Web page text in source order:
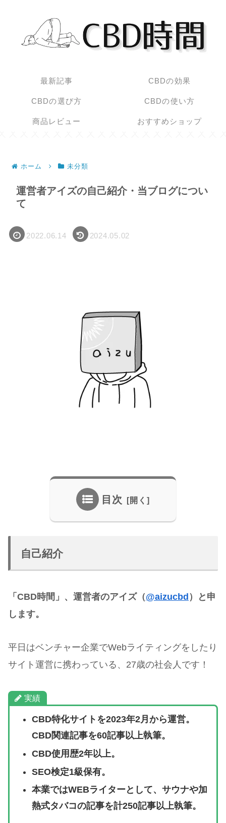
最新記事 CBDの効果
CBDの選び方 CBDの使い方
商品レビュー おすすめショップ
ホーム 未分類
運営者アイズの自己紹介・当ブログについ
て
2022.06.14 2024.05.02
目次
自己紹介
「CBD時間」、運営者のアイズ（@aizucbd）と申
します。
平日はベンチャー企業でWebライティングをしたり
サイト運営に携わっている、27歳の社会人です！
実績
CBD特化サイトを2023年2月から運営。
CBD関連記事を60記事以上執筆。
CBD使用歴2年以上。
SEO検定1級保有。
本業ではWEBライターとして、サウナや加
熱式タバコの記事を計250記事以上執筆。